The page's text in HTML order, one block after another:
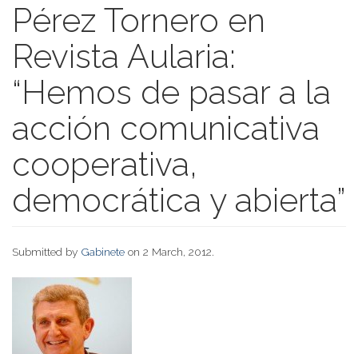
Pérez Tornero en
Revista Aularia:
“Hemos de pasar a la
acción comunicativa
cooperativa,
democrática y abierta”
Submitted by Gabinete on 2 March, 2012.